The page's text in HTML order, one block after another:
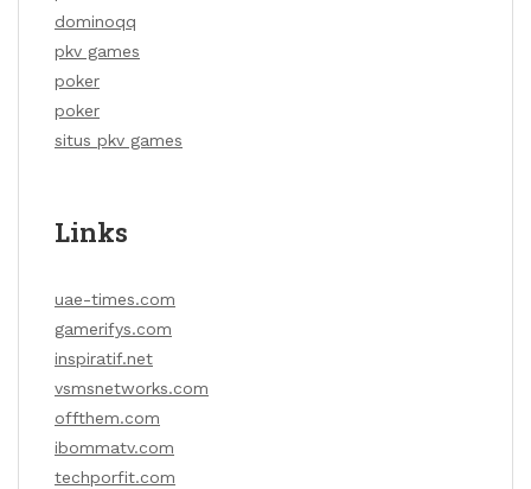
dominoqq
pkv games
poker
poker
situs pkv games
Links
uae-times.com
gamerifys.com
inspiratif.net
vsmsnetworks.com
offthem.com
ibommatv.com
techporfit.com